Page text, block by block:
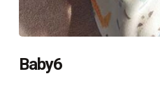
Baby6